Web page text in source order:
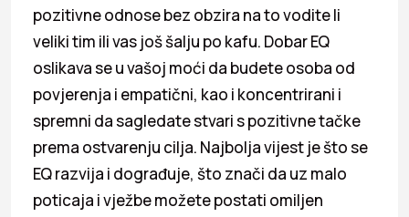
pozitivne odnose bez obzira na to vodite li
veliki tim ili vas još šalju po kafu. Dobar EQ
oslikava se u vašoj moći da budete osoba od
povjerenja i empatični, kao i koncentrirani i
spremni da sagledate stvari s pozitivne tačke
prema ostvarenju cilja. Najbolja vijest je što se
EQ razvija i dograđuje, što znači da uz malo
poticaja i vježbe možete postati omiljen